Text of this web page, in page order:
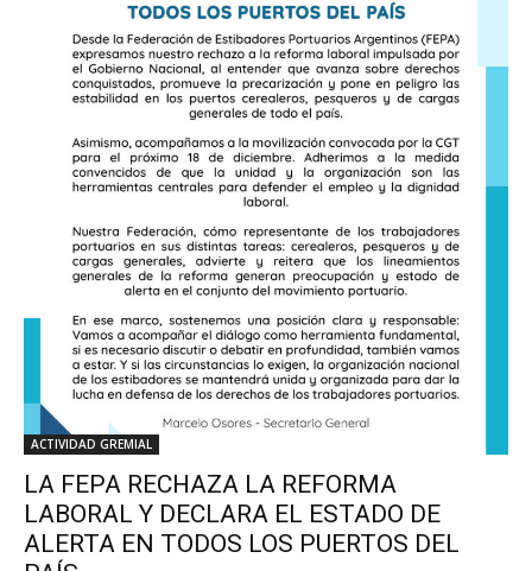
ACTIVIDAD GREMIAL
LA FEPA RECHAZA LA REFORMA
LABORAL Y DECLARA EL ESTADO DE
ALERTA EN TODOS LOS PUERTOS DEL